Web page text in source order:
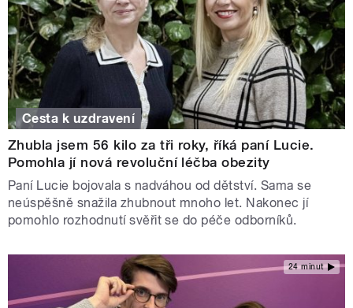
Cesta k uzdravení
Zhubla jsem 56 kilo za tři roky, říká paní Lucie.
Pomohla jí nová revoluční léčba obezity
Paní Lucie bojovala s nadváhou od dětství. Sama se
neúspěšně snažila zhubnout mnoho let. Nakonec jí
pomohlo rozhodnutí svěřit se do péče odborníků.
24 minut